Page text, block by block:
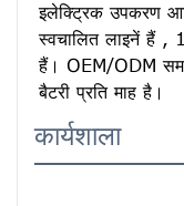
इलेक्ट्रिक उपकरण
स्वचालित लाइनें हैं ,
हैं। OEM/ODM
बैटरी प्रति माह है।
कार्यशाला